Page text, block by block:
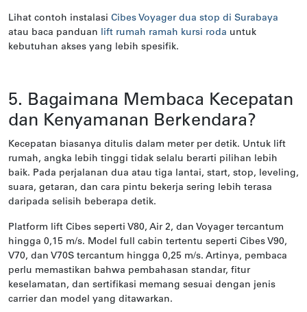
Lihat contoh instalasi Cibes Voyager dua stop di Surabaya
atau baca panduan
lift rumah ramah kursi roda untuk
kebutuhan akses yang lebih spesifik.
5. Bagaimana Membaca Kecepatan
dan Kenyamanan Berkendara?
Kecepatan biasanya ditulis dalam meter per detik. Untuk lift
rumah, angka lebih tinggi tidak selalu berarti pilihan lebih
baik. Pada perjalanan dua atau tiga lantai, start, stop, leveling,
suara, getaran, dan cara pintu bekerja sering lebih terasa
daripada selisih beberapa detik.
Platform lift Cibes seperti V80, Air 2, dan Voyager tercantum
hingga 0,15 m/s. Model full cabin tertentu seperti Cibes V90,
V70, dan V70S tercantum hingga 0,25 m/s. Artinya, pembaca
perlu memastikan bahwa pembahasan standar, fitur
keselamatan, dan sertifikasi memang sesuai dengan jenis
carrier dan model yang ditawarkan.